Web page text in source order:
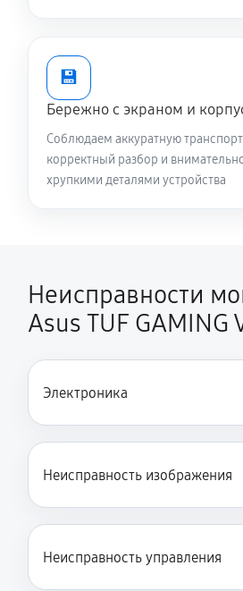
💾
Бережно с экраном и
Соблюдаем аккуратную
корректный разбор и
хрупкими деталями устройства
Неисправности
Asus TUF GAMING
Электроника
Неисправность изображения
Неисправность управления